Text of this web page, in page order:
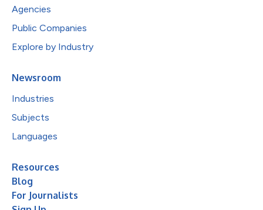
Agencies
Public Companies
Explore by Industry
Newsroom
Industries
Subjects
Languages
Resources
Blog
For Journalists